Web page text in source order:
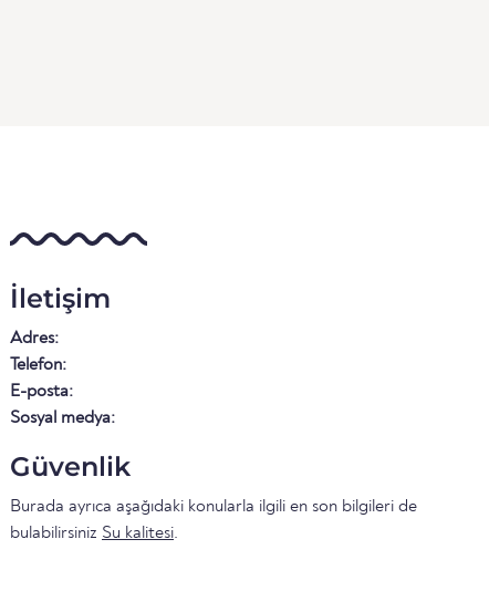
İletişim
Adres:
Telefon:
E-posta:
Sosyal medya:
Güvenlik
Burada ayrıca aşağıdaki konularla ilgili en son bilgileri de
bulabilirsiniz Su kalitesi.